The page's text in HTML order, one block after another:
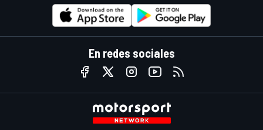
En redes sociales